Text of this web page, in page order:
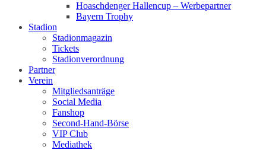
Hoaschdenger Hallencup – Werbepartner
Bayern Trophy
Stadion
Stadionmagazin
Tickets
Stadionverordnung
Partner
Verein
Mitgliedsanträge
Social Media
Fanshop
Second-Hand-Börse
VIP Club
Mediathek